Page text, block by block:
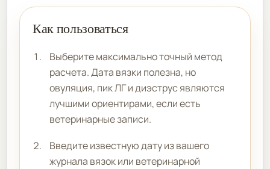
Как пользоваться
Выберите максимально точный метод
расчета. Дата вязки полезна, но
овуляция, пик ЛГ и диэструс являются
лучшими ориентирами, если есть
ветеринарные записи.
Введите известную дату из вашего
журнала вязок или ветеринарной